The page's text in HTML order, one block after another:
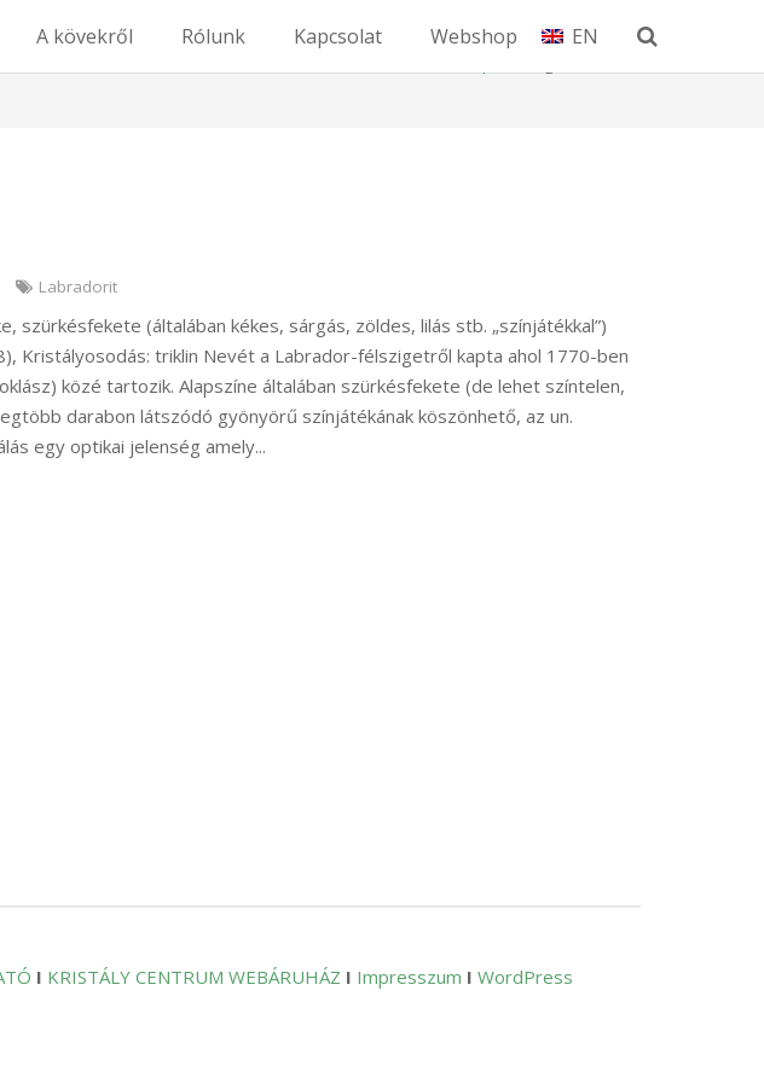
A kövekről Rólunk Kapcsolat Webshop EN
Labradorit
szürkésfekete (általában kékes, sárgás, zöldes, lilás stb. „színjátékkal”)
Kristályosodás: triklin Nevét a Labrador-félszigetről kapta ahol 1770-ben
közé tartozik. Alapszíne általában szürkésfekete (de lehet színtelen,
darabon látszódó gyönyörű színjátékának köszönhető, az un.
egy optikai jelenség amely...
I KRISTÁLY CENTRUM WEBÁRUHÁZ I Impresszum I WordPress